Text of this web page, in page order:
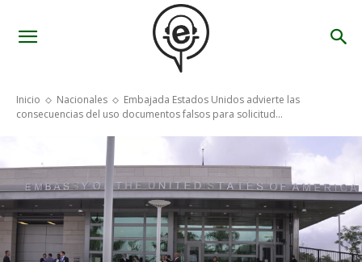
Inicio Nacionales
Embajada Estados Unidos advierte las
consecuencias del uso documentos falsos para solicitud...